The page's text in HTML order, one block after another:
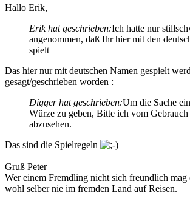
Hallo Erik,
Erik hat geschrieben:Ich hatte nur
angenommen, daß Ihr hier mit den
spielt
Das hier nur mit deutschen Namen gespielt
gesagt/geschrieben worden :
Digger hat geschrieben:Um die Sache
Würze zu geben, Bitte ich vom
abzusehen.
Das sind die Spielregeln
Gruß Peter
Wer einem Fremdling nicht sich freundlich mag
wohl selber nie im fremden Land auf Reisen.